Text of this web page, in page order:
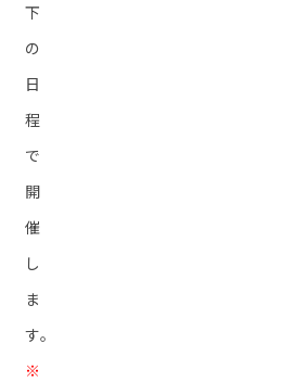
下
の
日
程
で
開
催
し
ま
す。
※